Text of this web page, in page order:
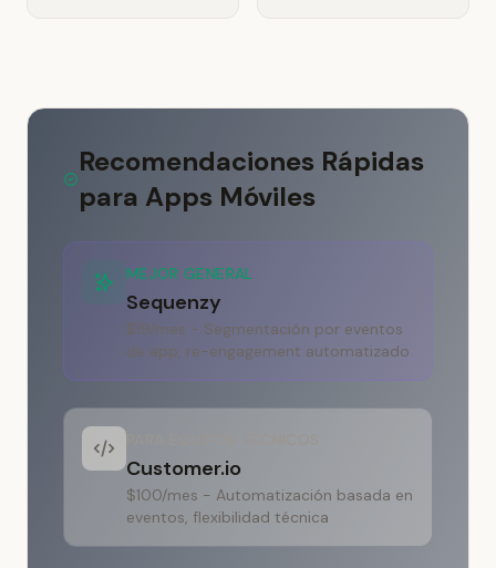
Recomendaciones Rápidas
para Apps Móviles
MEJOR GENERAL
Sequenzy
$19/mes - Segmentación por eventos
de app, re-engagement automatizado
Customer.io
$100/mes - Automatización basada en
eventos, flexibilidad técnica